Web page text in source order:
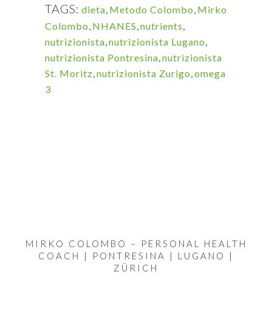
TAGS: dieta Metodo Colombo Mirko
Colombo NHANES nutrients
nutrizionista nutrizionista Lugano
nutrizionista Pontresina nutrizionista
St. Moritz nutrizionista Zurigo omega
3
MIRKO COLOMBO – PERSONAL HEALTH
COACH | PONTRESINA | LUGANO |
ZÜRICH